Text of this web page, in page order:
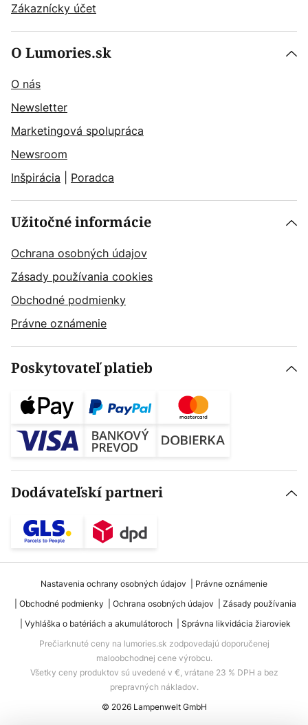
Zákaznícky účet
O Lumories.sk
O nás
Newsletter
Marketingová spolupráca
Newsroom
Inšpirácia
Poradca
Užitočné informácie
Ochrana osobných údajov
Zásady používania cookies
Obchodné podmienky
Právne oznámenie
Poskytovateľ platieb
Dodávateľskí partneri
Nastavenia ochrany osobných údajov
Právne oznámenie
Obchodné podmienky
Ochrana osobných údajov
Zásady používania
Vyhláška o batériách a akumulátoroch
Správna likvidácia žiaroviek
Prečiarknuté ceny na lumories.sk zodpovedajú doporučenej
maloobchodnej cene výrobcu.
Všetky ceny produktov sú uvedené v €, vrátane 23 % DPH a bez
prepravných nákladov.
© 2026 Lampenwelt GmbH